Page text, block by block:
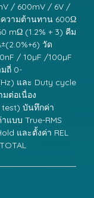
/ 600mV / 6V /
ความต้านทาน 600Ω
mΩ (1.2% + 3) คีม
วัด
/ 10µF /100µF
ถี่ 0-
และ Duty cycle
ต่อเนื่อง
test) บันทึกค่า
แบบ True-RMS
และตั้งค่า REL